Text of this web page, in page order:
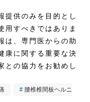
提供のみを目的とし
用すべきではありま
は、専門医からの助
康に関する重要な決
との協力をお勧めし
腰椎椎間板ヘルニ